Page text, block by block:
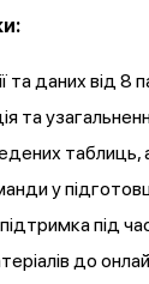
та даних від 8
та
таблиць,
у
під
до